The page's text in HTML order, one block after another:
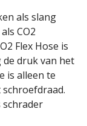
als slang
CO2
Flex Hose is
druk van het
is alleen te
schrader